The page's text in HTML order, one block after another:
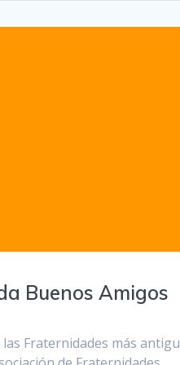
Buenos Amigos
las Fraternidades más